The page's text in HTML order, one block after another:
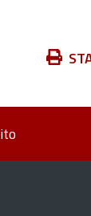
Azioni